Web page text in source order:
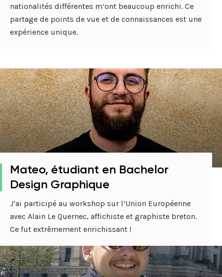
nationalités différentes m’ont beaucoup enrichi. Ce
partage de points de vue et de connaissances est une
expérience unique.
Mateo, étudiant en Bachelor
Design Graphique
J’ai participé au workshop sur l’Union Européenne
avec Alain Le Quernec, affichiste et graphiste breton.
Ce fut extrêmement enrichissant !